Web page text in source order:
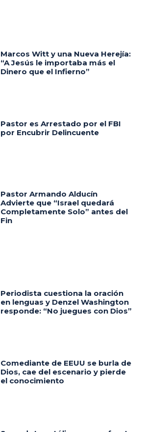
Marcos Witt y una Nueva Herejía:
“A Jesús le importaba más el
Dinero que el Infierno”
Pastor es Arrestado por el FBI
por Encubrir Delincuente
Pastor Armando Alducín
Advierte que “Israel quedará
Completamente Solo” antes del
Fin
Periodista cuestiona la oración
en lenguas y Denzel Washington
responde: “No juegues con Dios”
Comediante de EEUU se burla de
Dios, cae del escenario y pierde
el conocimiento